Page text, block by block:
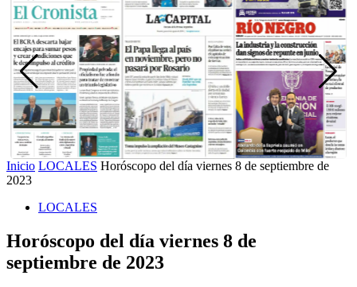
Inicio LOCALES Horóscopo del día viernes 8 de septiembre de
2023
LOCALES
Horóscopo del día viernes 8 de
septiembre de 2023